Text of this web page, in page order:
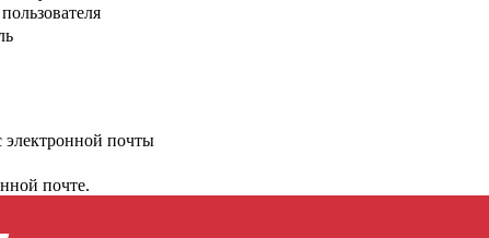
электронной почты
почте.